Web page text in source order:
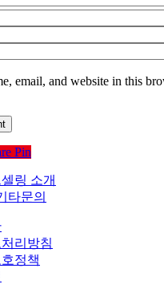
email, and website in this
Pin
링 소개
타문의
리방침
정책